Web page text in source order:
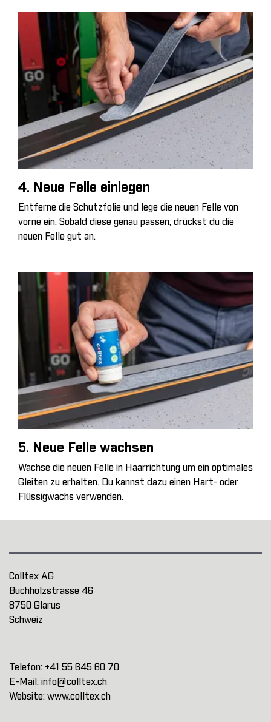
4. Neue Felle einlegen
Entferne die Schutzfolie und lege die neuen Felle von
vorne ein. Sobald diese genau passen, drückst du die
neuen Felle gut an.
5. Neue Felle wachsen
Wachse die neuen Felle in Haarrichtung um ein optimales
Gleiten zu erhalten. Du kannst dazu einen Hart- oder
Flüssigwachs verwenden.
Colltex AG
Buchholzstrasse 46
8750 Glarus
Schweiz
Telefon: +41 55 645 60 70
E-Mail: info@colltex.ch
Website: www.colltex.ch